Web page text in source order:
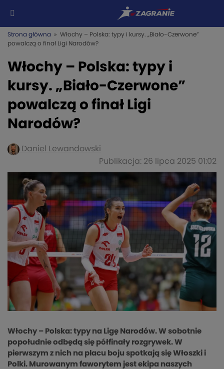
Strona główna » Włochy – Polska: typy i kursy. „Biało-Czerwone”
powalczą o finał Ligi Narodów?
Włochy – Polska: typy i
kursy. „Biało-Czerwone”
powalczą o finał Ligi
Narodów?
Daniel Lewandowski
Publikacja: 26 lipca 2025 01:02
Włochy – Polska: typy na Ligę Narodów. W sobotnie
popołudnie odbędą się półfinały rozgrywek. W
pierwszym z nich na placu boju spotkają się Włoszki i
Polki. Murowanym faworytem jest ekipa naszych